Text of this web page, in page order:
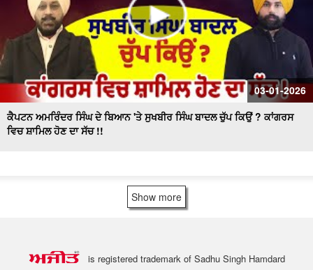
03-01-2026
ਕੈਪਟਨ ਅਮਰਿੰਦਰ ਸਿੰਘ ਦੇ ਬਿਆਨ 'ਤੇ ਸੁਖਬੀਰ ਸਿੰਘ ਬਾਦਲ ਚੁੱਪ ਕਿਉਂ ? ਕਾਂਗਰਸ
ਵਿਚ ਸ਼ਾਮਿਲ ਹੋਣ ਦਾ ਸੱਚ !!
Show more
is registered trademark of Sadhu Singh Hamdard